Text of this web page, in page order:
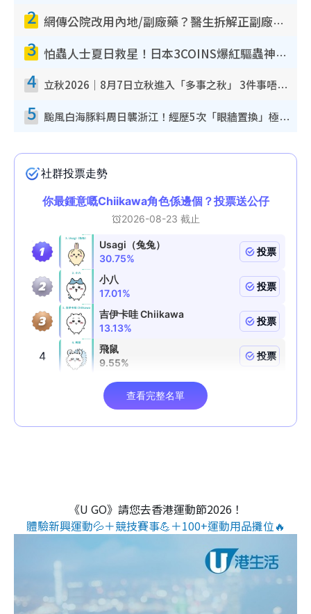
2 網傳公院改用內地/副廠藥？醫生拆解正副廠分別 揭4類人換藥隨時出事
3 怕蟲人士夏日救星！日本3COINS爆紅驅蟲神器$45起 1招「全程免觸碰」輕鬆搞定小強
4 立秋2026｜8月7日立秋進入「多事之秋」 3件事唔做得！專家教6招開運 清枱頭／銀包納氣接好運
5 颱風白海豚料周日襲浙江！經歷5次「眼牆置換」極罕見 成登陸內地最長途颱風
《U GO》請您去香港運動節2026！
體驗新興運動💦＋競技賽事💪＋100+運動用品攤位🔥